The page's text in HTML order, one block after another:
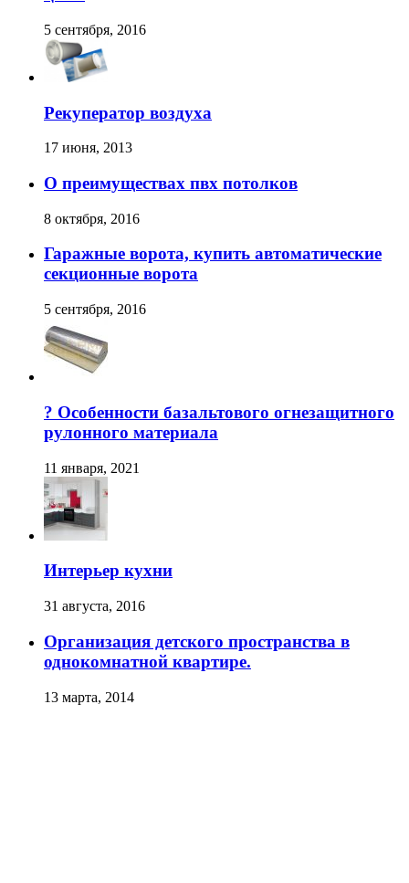
5 сентября, 2016
Рекуператор воздуха
17 июня, 2013
О преимуществах пвх потолков
8 октября, 2016
Гаражные ворота, купить автоматические
секционные ворота
5 сентября, 2016
? Особенности базальтового огнезащитного
рулонного материала
11 января, 2021
Интерьер кухни
31 августа, 2016
Организация детского пространства в
однокомнатной квартире.
13 марта, 2014